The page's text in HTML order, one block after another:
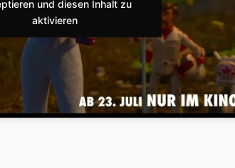
und diesen Inhalt zu
aktivieren